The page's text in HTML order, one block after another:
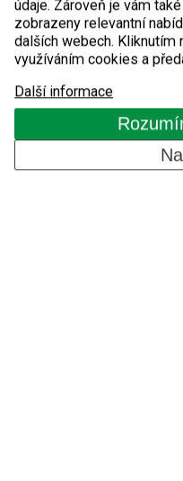
Zábrany proti vjezdu
Turnikety s platebním
Kontrola přístupů GSM
údaje. Zároveň je vám
zobrazeny relevantní
dalších webech.
využíváním cookies a
Další informace